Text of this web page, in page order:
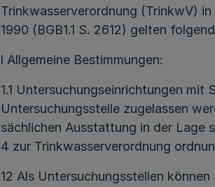
Trinkwasserverordnung (TrinkwV)
1990 (BGB1.1 S. 2612) gelten
l Allgemeine Bestimmungen:
1.1 Untersuchungseinrichtungen
Untersuchungsstelle zugelassen
sächlichen Ausstattung in der Lage
4 zur Trinkwasserverordnung
12 Als Untersuchungsstellen